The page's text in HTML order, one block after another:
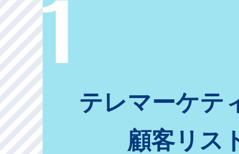
テレマーケテ
顧客リス